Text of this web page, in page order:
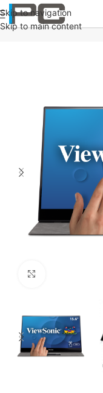
Skip to navigation
Skip to main content
Accueil périphériques